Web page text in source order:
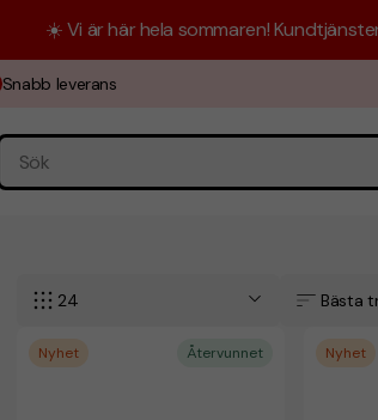
☀️ Vi är här hela sommaren!
Snabb leverans
24 Bästa
Nyhet Återvunnet Nyhet